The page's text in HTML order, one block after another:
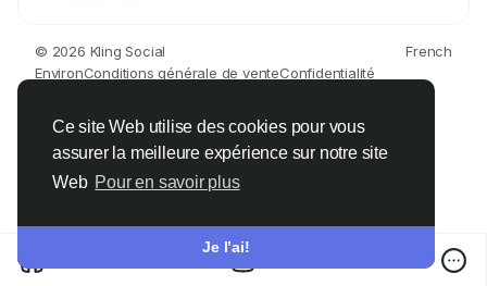
Ce site Web utilise des cookies pour vous
assurer la meilleure expérience sur notre site
Web Pour en savoir plus
Je l’ai!
© 2026 Kling Social
French
EnvironConditions générale de venteConfidentialité